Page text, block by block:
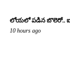
లోయలో పడిన బొలెరో..
10 hours ago